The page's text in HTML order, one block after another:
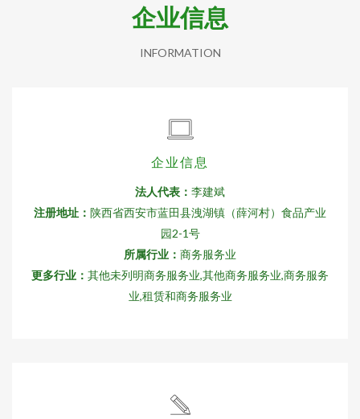
企业信息
INFORMATION
企业信息
法人代表： 李建斌
注册地址： 陕西省西安市蓝田县洩湖镇（薛河村）食品产业
园2-1号
所属行业： 商务服务业
更多行业： 其他未列明商务服务业,其他商务服务业,商务服务
业,租赁和商务服务业